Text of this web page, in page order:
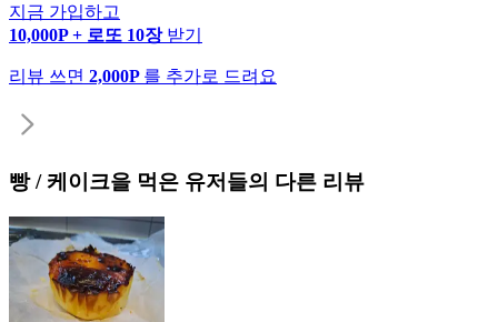
지금 가입하고
10,000P + 로또 10장 받기
리뷰 쓰면 2,000P 를 추가로 드려요
빵 / 케이크을 먹은 유저들의 다른 리뷰